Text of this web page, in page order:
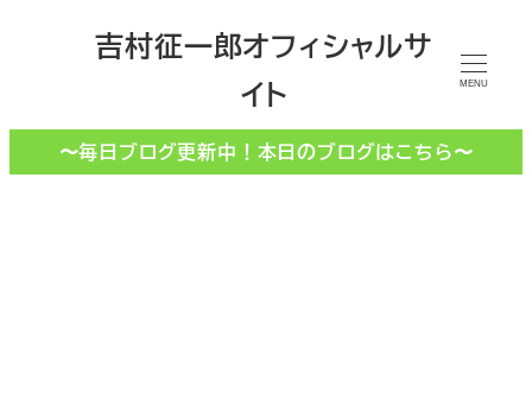
コ
吉村征一郎オフィシャルサ
イト
MENU
〜毎日ブログ更新中！本日のブログはこちら〜